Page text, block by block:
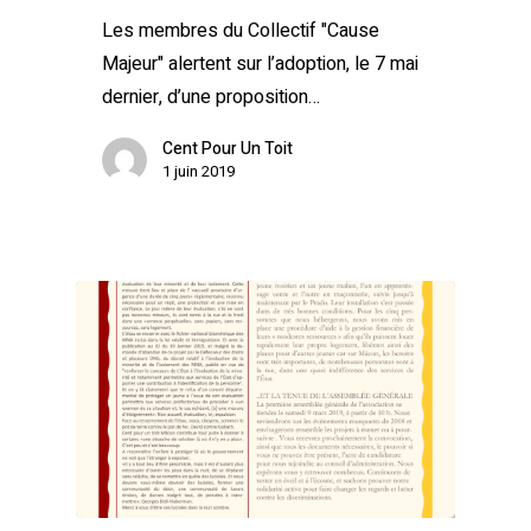
Les membres du Collectif "Cause
Majeur" alertent sur l’adoption, le 7 mai
dernier, d’une proposition…
Cent Pour Un Toit
1 juin 2019